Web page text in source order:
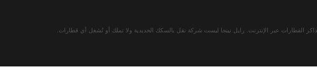
قطارات من فيينا إلى سالزبورغ
القطارات عبر الإنترنت. رايل نينجا ليست شركة نقل بالسكك الحديدية ولا تملك أو تُشغل أي قطارات.